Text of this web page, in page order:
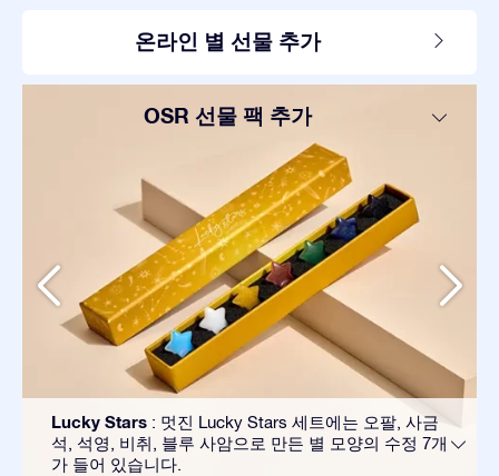
온라인 별 선물 추가
OSR 선물 팩 추가
Lucky Stars : 멋진 Lucky Stars 세트에는 오팔, 사금
석, 석영, 비취, 블루 사암으로 만든 별 모양의 수정 7개
가 들어 있습니다.